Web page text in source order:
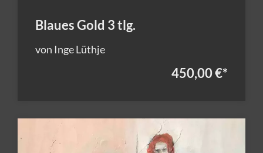
Blaues Gold 3 tlg.
von Inge Lüthje
450,00 €*